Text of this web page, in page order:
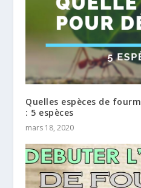
Quelles espèces de
: 5 espèces
mars 18, 2020